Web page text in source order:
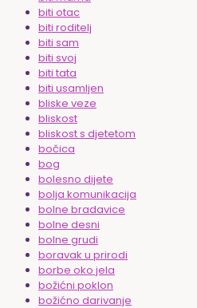
biti otac
biti roditelj
biti sam
biti svoj
biti tata
biti usamljen
bliske veze
bliskost
bliskost s djetetom
bočica
bog
bolesno dijete
bolja komunikacija
bolne bradavice
bolne desni
bolne grudi
boravak u prirodi
borbe oko jela
božićni poklon
božićno darivanje